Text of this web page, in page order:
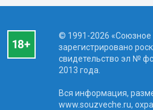
© 1991-2026 «Союзное
зарегистрировано
свидетельство эл №
2013 года.
Вся информация,
www.souzveche.ru,